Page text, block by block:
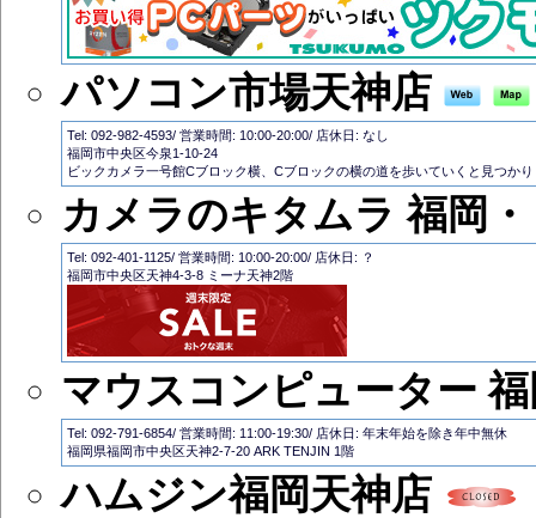
パソコン市場天神店
Tel: 092-982-4593/ 営業時間: 10:00-20:00/ 店休日: なし
福岡市中央区今泉1-10-24
ビックカメラ一号館Cブロック横、Cブロックの横の道を歩いていくと見つか
カメラのキタムラ 福岡
Tel: 092-401-1125/ 営業時間: 10:00-20:00/ 店休日: ？
福岡市中央区天神4-3-8 ミーナ天神2階
マウスコンピューター
Tel: 092-791-6854/ 営業時間: 11:00-19:30/ 店休日: 年末年始を除き年中無休
福岡県福岡市中央区天神2-7-20 ARK TENJIN 1階
ハムジン福岡天神店